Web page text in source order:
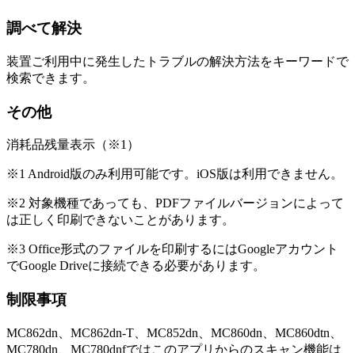
調べて解決
装置ご利用中に発生したトラブルの解決方法をキーワードで
検索できます。
その他
消耗品残量表示（※1）
※1 Android版のみ利用可能です。iOS版は利用できません。
※2 対象機種であっても、PDFファイルバージョンによって
は正しく印刷できないことがあります。
※3 Office形式のファイルを印刷するにはGoogleアカウント
でGoogle Driveに接続できる必要があります。
制限事項
MC862dn、MC862dn-T、MC852dn、MC860dn、MC860dtn、
MC780dn、MC780dnfではこのアプリからのスキャン機能は